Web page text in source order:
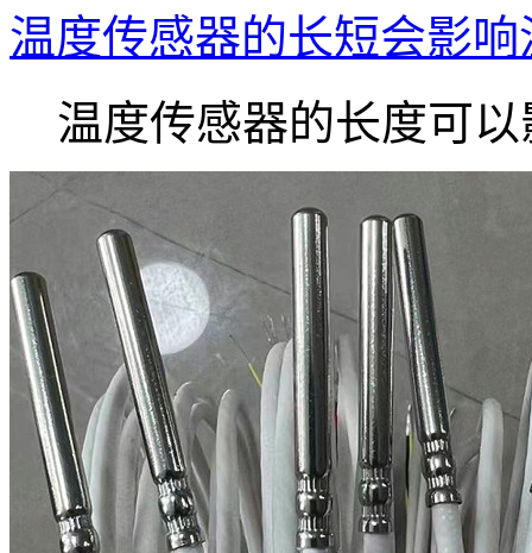
温度传感器的长短会影
温度传感器的长度可以